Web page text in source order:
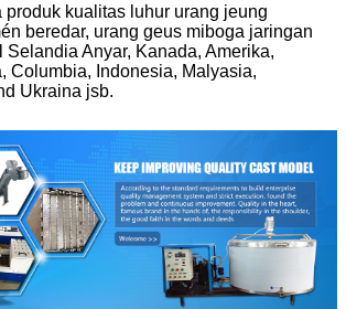
produk kualitas luhur urang jeung
beredar, urang geus miboga jaringan
Anyar, Kanada, Amerika,
Columbia, Indonesia, Malyasia,
Ukraina jsb.